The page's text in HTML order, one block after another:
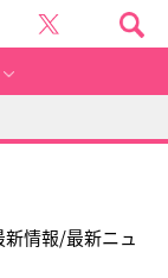
情報/最新ニュ